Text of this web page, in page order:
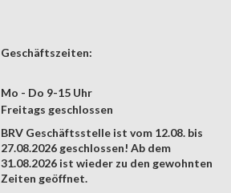
Geschäftszeiten:
Mo - Do 9-15 Uhr
Freitags geschlossen
BRV Geschäftsstelle ist vom 12.08. bis
27.08.2026 geschlossen! Ab dem
31.08.2026 ist wieder zu den gewohnten
Zeiten geöffnet.